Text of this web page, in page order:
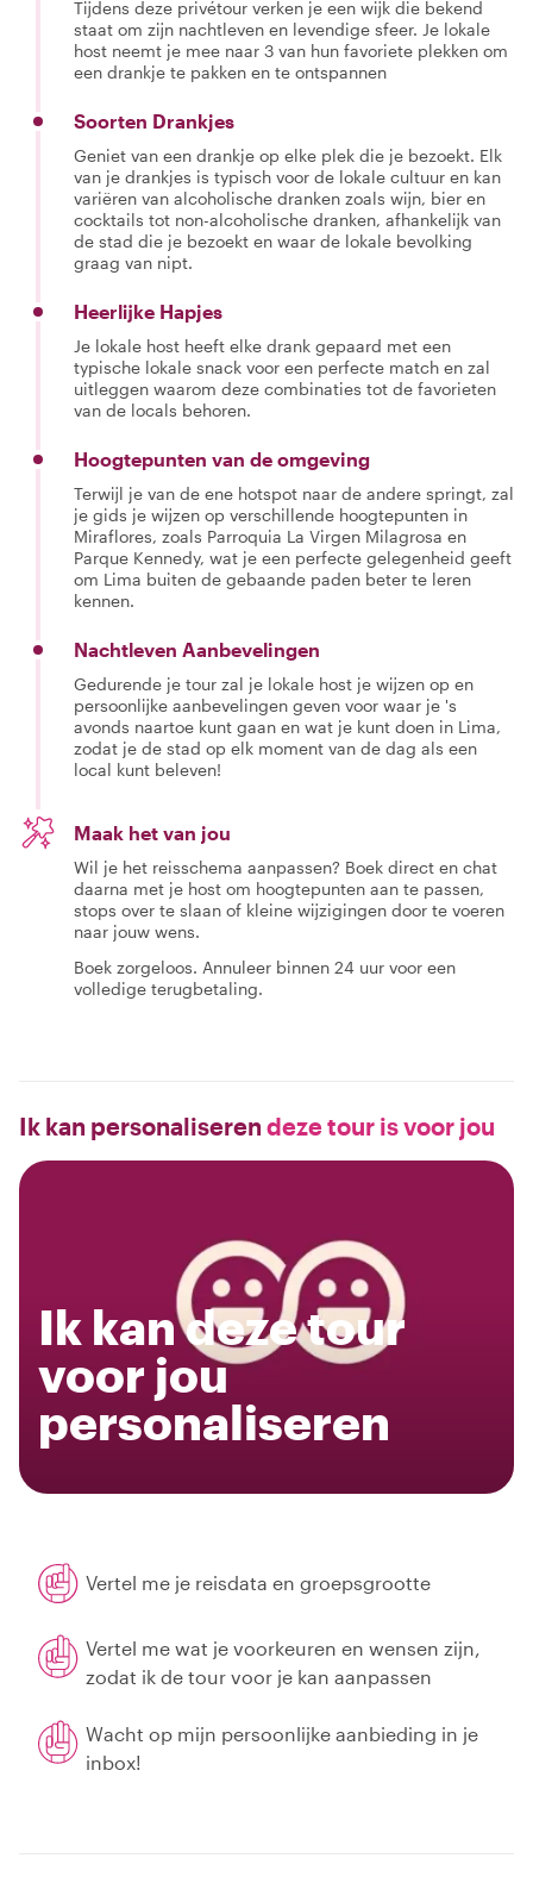
Tijdens deze privétour verken je een wijk die bekend
staat om zijn nachtleven en levendige sfeer. Je lokale
host neemt je mee naar 3 van hun favoriete plekken om
een drankje te pakken en te ontspannen
Soorten Drankjes
Geniet van een drankje op elke plek die je bezoekt. Elk
van je drankjes is typisch voor de lokale cultuur en kan
variëren van alcoholische dranken zoals wijn, bier en
cocktails tot non-alcoholische dranken, afhankelijk van
de stad die je bezoekt en waar de lokale bevolking
graag van nipt.
Heerlijke Hapjes
Je lokale host heeft elke drank gepaard met een
typische lokale snack voor een perfecte match en zal
uitleggen waarom deze combinaties tot de favorieten
van de locals behoren.
Hoogtepunten van de omgeving
Terwijl je van de ene hotspot naar de andere springt, zal
je gids je wijzen op verschillende hoogtepunten in
Miraflores, zoals Parroquia La Virgen Milagrosa en
Parque Kennedy, wat je een perfecte gelegenheid geeft
om Lima buiten de gebaande paden beter te leren
kennen.
Nachtleven Aanbevelingen
Gedurende je tour zal je lokale host je wijzen op en
persoonlijke aanbevelingen geven voor waar je 's
avonds naartoe kunt gaan en wat je kunt doen in Lima,
zodat je de stad op elk moment van de dag als een
local kunt beleven!
Maak het van jou
Wil je het reisschema aanpassen? Boek direct en chat
daarna met je host om hoogtepunten aan te passen,
stops over te slaan of kleine wijzigingen door te voeren
naar jouw wens.
Boek zorgeloos. Annuleer binnen 24 uur voor een
volledige terugbetaling.
Ik kan personaliseren deze tour is voor jou
Ik kan deze tour
voor jou
personaliseren
Vertel me je reisdata en groepsgrootte
Vertel me wat je voorkeuren en wensen zijn,
zodat ik de tour voor je kan aanpassen
Wacht op mijn persoonlijke aanbieding in je
inbox!